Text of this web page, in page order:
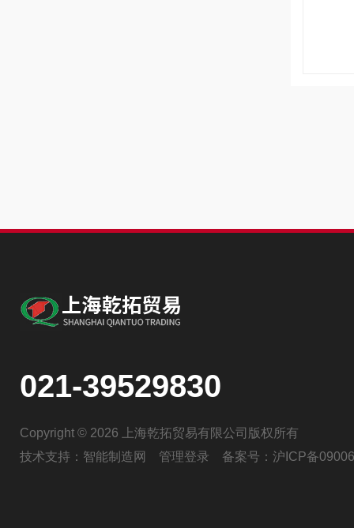
021-39529830
Copyright © 2026 上海乾拓贸易有限公司版权所有
技术支持： 智能制造网 管理登录 备案号： 沪ICP备